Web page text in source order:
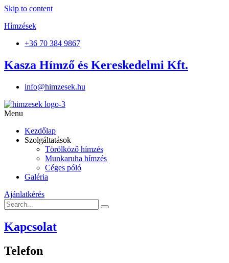
Skip to content
Hímzések
+36 70 384 9867
Kasza Hímző és Kereskedelmi Kft.
info@himzesek.hu
Menu
Kezdőlap
Szolgáltatások
Törölköző hímzés
Munkaruha hímzés
Céges póló
Galéria
Ajánlatkérés
Kapcsolat
Telefon